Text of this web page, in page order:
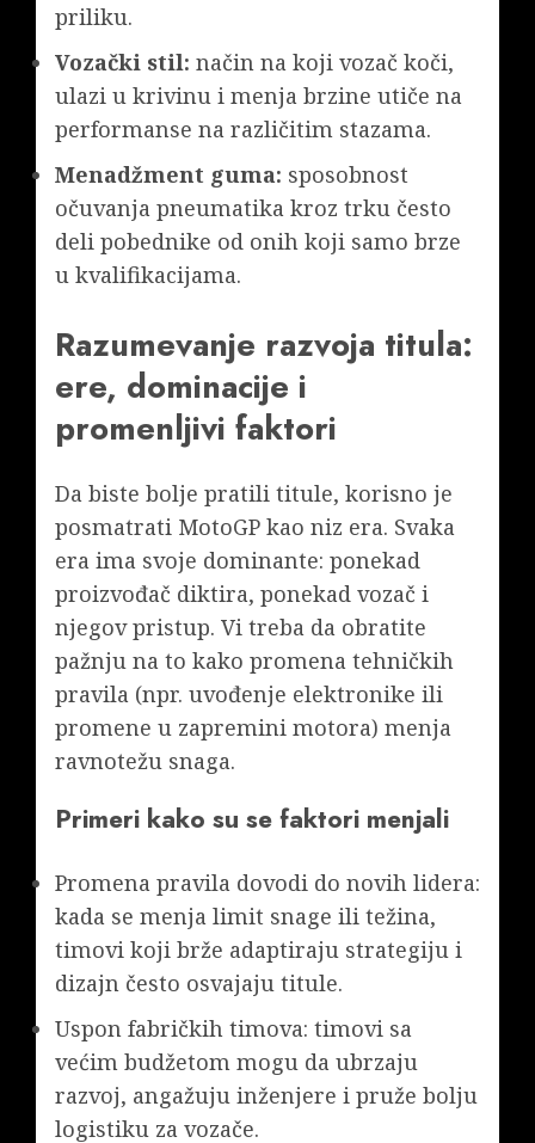
priliku.
Vozački stil: način na koji vozač koči,
ulazi u krivinu i menja brzine utiče na
performanse na različitim stazama.
Menadžment guma: sposobnost
očuvanja pneumatika kroz trku često
deli pobednike od onih koji samo brze
u kvalifikacijama.
Razumevanje razvoja titula:
ere, dominacije i
promenljivi faktori
Da biste bolje pratili titule, korisno je
posmatrati MotoGP kao niz era. Svaka
era ima svoje dominante: ponekad
proizvođač diktira, ponekad vozač i
njegov pristup. Vi treba da obratite
pažnju na to kako promena tehničkih
pravila (npr. uvođenje elektronike ili
promene u zapremini motora) menja
ravnotežu snaga.
Primeri kako su se faktori menjali
Promena pravila dovodi do novih lidera:
kada se menja limit snage ili težina,
timovi koji brže adaptiraju strategiju i
dizajn često osvajaju titule.
Uspon fabričkih timova: timovi sa
većim budžetom mogu da ubrzaju
razvoj, angažuju inženjere i pruže bolju
logistiku za vozače.